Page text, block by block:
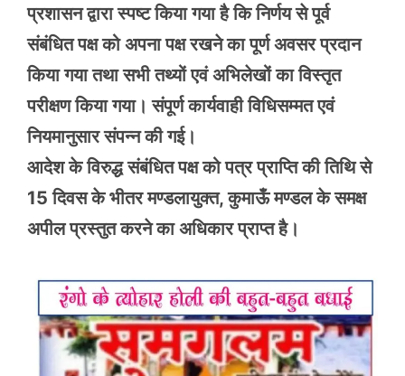
प्रशासन द्वारा स्पष्ट किया गया है कि निर्णय से पूर्व
संबंधित पक्ष को अपना पक्ष रखने का पूर्ण अवसर प्रदान
किया गया तथा सभी तथ्यों एवं अभिलेखों का विस्तृत
परीक्षण किया गया। संपूर्ण कार्यवाही विधिसम्मत एवं
नियमानुसार संपन्न की गई।
आदेश के विरुद्ध संबंधित पक्ष को पत्र प्राप्ति की तिथि से
15 दिवस के भीतर मण्डलायुक्त, कुमाऊँ मण्डल के समक्ष
अपील प्रस्तुत करने का अधिकार प्राप्त है।